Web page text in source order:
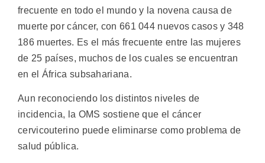
frecuente en todo el mundo y la novena causa de
muerte por cáncer, con 661 044 nuevos casos y 348
186 muertes. Es el más frecuente entre las mujeres
de 25 países, muchos de los cuales se encuentran
en el África subsahariana.
Aun reconociendo los distintos niveles de
incidencia, la OMS sostiene que el cáncer
cervicouterino puede eliminarse como problema de
salud pública.